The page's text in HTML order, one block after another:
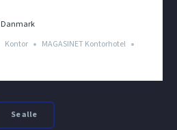
Danmark
Kontor
MAGASINET Kontorhotel
Se alle